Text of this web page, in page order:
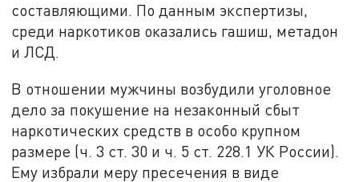
составляющими. По данным экспертизы,
среди наркотиков оказались гашиш, метадон
и ЛСД.
В отношении мужчины возбудили уголовное
дело за покушение на незаконный сбыт
наркотических средств в особо крупном
размере (ч. 3 ст. 30 и ч. 5 ст. 228.1 УК России).
Ему избрали меру пресечения в виде